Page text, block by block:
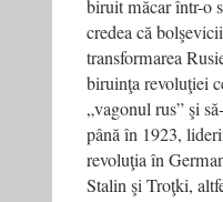
biruit măcar într-o
credea că
transformarea
biruinţa revoluţiei
„vagonul rus” şi
până în 1923,
revoluţia în
Stalin şi Troţki,